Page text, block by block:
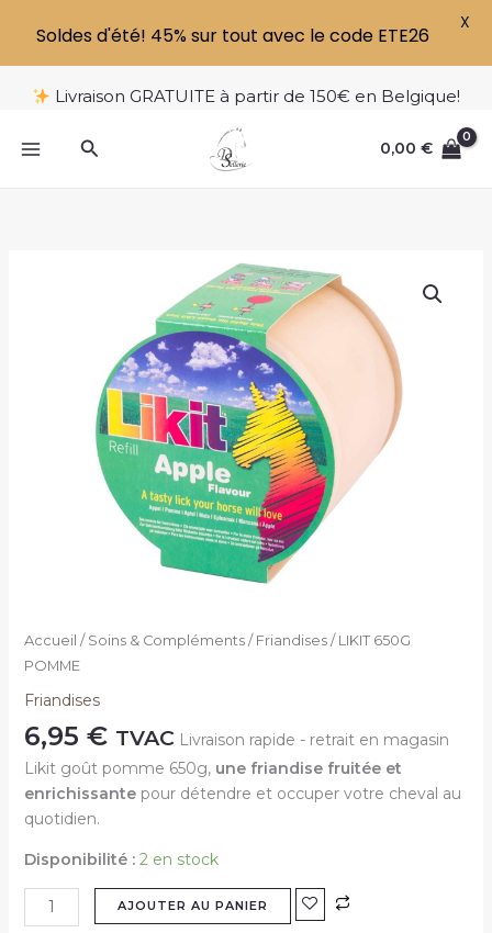
Livraison GRATUITE à partir de 150€ en Belgique!
Rechercher 0,00€
Accueil / Soins & Compléments/ Friandises/ LIKIT 650G
POMME
Friandises
6,95 € TVAC Livraison rapide - retrait en magasin
Likit goût pomme 650g, une friandise fruitée et
enrichissantepour détendre et occuper votre cheval au
quotidien.
Disponibilité : 2 en stock
AJOUTER AU PANIER
Soldes d'été! 45% sur tout avec le code ETE26
X